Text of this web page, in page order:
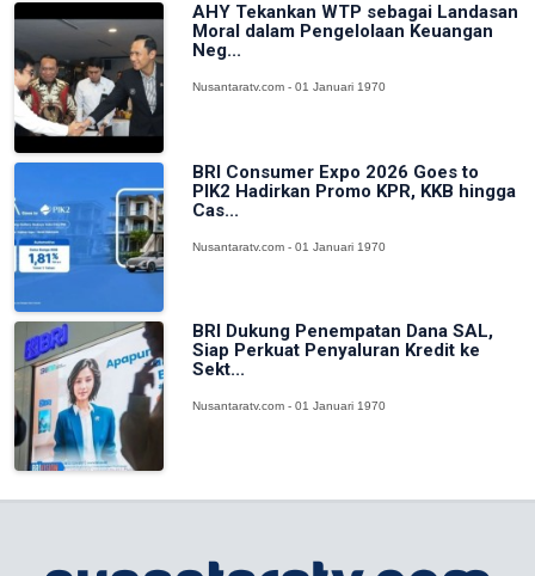
AHY Tekankan WTP sebagai Landasan
Moral dalam Pengelolaan Keuangan
Neg...
Nusantaratv.com - 01 Januari 1970
BRI Consumer Expo 2026 Goes to
PIK2 Hadirkan Promo KPR, KKB hingga
Cas...
Nusantaratv.com - 01 Januari 1970
BRI Dukung Penempatan Dana SAL,
Siap Perkuat Penyaluran Kredit ke
Sekt...
Nusantaratv.com - 01 Januari 1970